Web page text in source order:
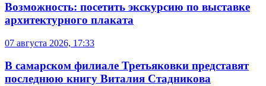
Возможность: посетить экскурсию по выставке
архитектурного плаката
07 августа 2026, 17:33
В самарском филиале Третьяковки представят
последнюю книгу Виталия Стадникова